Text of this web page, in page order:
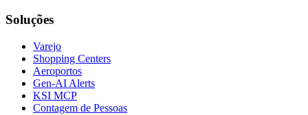
Soluções
Varejo
Shopping Centers
Aeroportos
Gen-AI Alerts
KSI MCP
Contagem de Pessoas